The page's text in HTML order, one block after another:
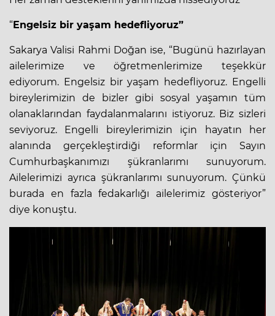
“Engelsiz bir yaşam hedefliyoruz”
Sakarya Valisi Rahmi Doğan ise, “Bugünü hazırlayan
ailelerimize ve öğretmenlerimize teşekkür
ediyorum. Engelsiz bir yaşam hedefliyoruz. Engelli
bireylerimizin de bizler gibi sosyal yaşamın tüm
olanaklarından faydalanmalarını istiyoruz. Biz sizleri
seviyoruz. Engelli bireylerimizin için hayatın her
alanında gerçekleştirdiği reformlar için Sayın
Cumhurbaşkanımızı şükranlarımı sunuyorum.
Ailelerimizi ayrıca şükranlarımı sunuyorum. Çünkü
burada en fazla fedakarlığı ailelerimiz gösteriyor”
diye konuştu.